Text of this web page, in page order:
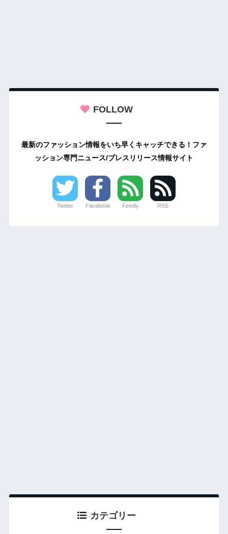
FOLLOW
最新のファッション情報をいち早くキャッチできる！ファ
ッション専門ニュース/プレスリリース情報サイト
Twitter Facebook Feedly RSS
カテゴリー